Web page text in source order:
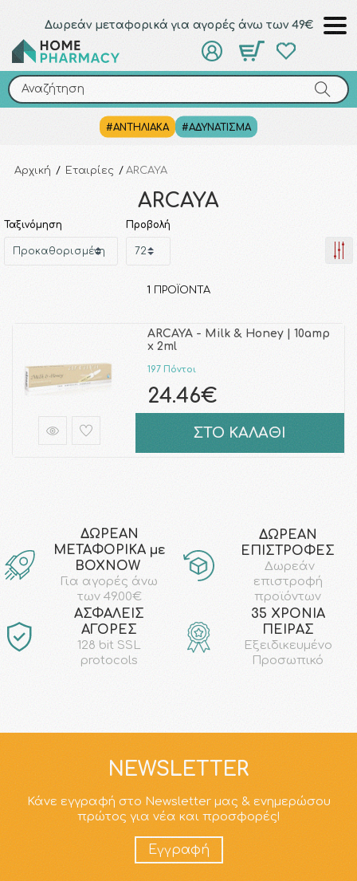
Δωρεάν μεταφορικά για αγορές άνω των 49€
Αναζήτηση
#ΑΝΤΗΛΙΑΚΑ #ΑΔΥΝΑΤΙΣΜΑ
Αναζήτηση
Αρχική / Εταιρίες / ARCAYA
ARCAYA
Ταξινόμηση Προβολή
1 ΠΡΟΪΌΝΤΑ
ARCAYA - Milk & Honey | 10amp
x 2ml
197 Πόντοι
24.46€
ΣΤΟ ΚΑΛΑΘΙ
ΔΩΡΕΑΝ
ΜΕΤΑΦΟΡΙΚΑ με
ΒΟΧΝΟW
Για αγορές άνω
των 49.00€
ΔΩΡΕΑΝ
ΕΠΙΣΤΡΟΦΕΣ
Δωρεάν
επιστροφή
προϊόντων
AΣΦΑΛΕΙΣ
ΑΓΟΡΕΣ
128 bit SSL
protocols
35 ΧΡΟΝΙΑ
ΠΕΙΡΑΣ
Εξειδικευμένο
Προσωπικό
NEWSLETTER
Κάνε εγγραφή στο Newsletter μας & ενημερώσου
πρώτος για νέα και προσφορές!
Εγγραφή